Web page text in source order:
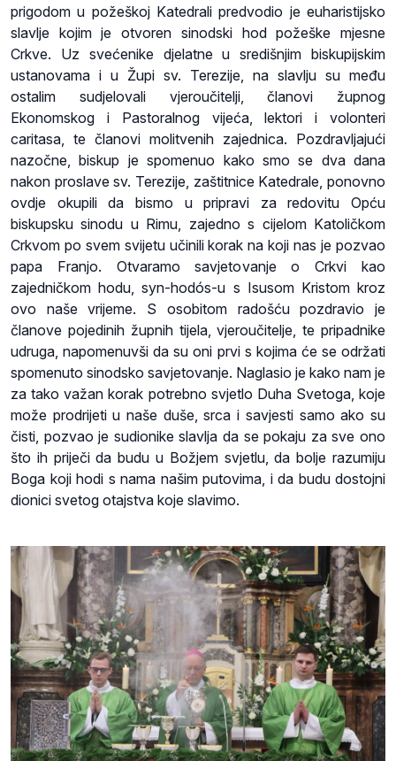
prigodom u požeškoj Katedrali predvodio je euharistijsko
slavlje kojim je otvoren sinodski hod požeške mjesne
Crkve. Uz svećenike djelatne u središnjim biskupijskim
ustanovama i u Župi sv. Terezije, na slavlju su među
ostalim sudjelovali vjeroučitelji, članovi župnog
Ekonomskog i Pastoralnog vijeća, lektori i volonteri
caritasa, te članovi molitvenih zajednica. Pozdravljajući
nazočne, biskup je spomenuo kako smo se dva dana
nakon proslave sv. Terezije, zaštitnice Katedrale, ponovno
ovdje okupili da bismo u pripravi za redovitu Opću
biskupsku sinodu u Rimu, zajedno s cijelom Katoličkom
Crkvom po svem svijetu učinili korak na koji nas je pozvao
papa Franjo. Otvaramo savjetovanje o Crkvi kao
zajedničkom hodu, syn-hodós-u s Isusom Kristom kroz
ovo naše vrijeme. S osobitom radošću pozdravio je
članove pojedinih župnih tijela, vjeroučitelje, te pripadnike
udruga, napomenuvši da su oni prvi s kojima će se održati
spomenuto sinodsko savjetovanje. Naglasio je kako nam je
za tako važan korak potrebno svjetlo Duha Svetoga, koje
može prodrijeti u naše duše, srca i savjesti samo ako su
čisti, pozvao je sudionike slavlja da se pokaju za sve ono
što ih priječi da budu u Božjem svjetlu, da bolje razumiju
Boga koji hodi s nama našim putovima, i da budu dostojni
dionici svetog otajstva koje slavimo.